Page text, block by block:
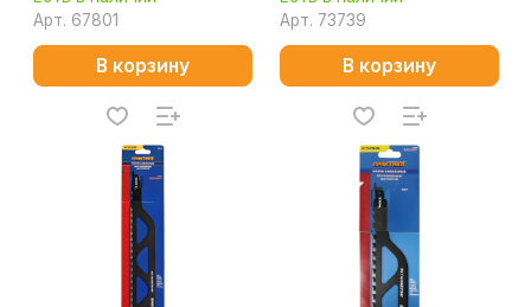
Арт. 67801
В корзину
Арт. 73739
В корзину